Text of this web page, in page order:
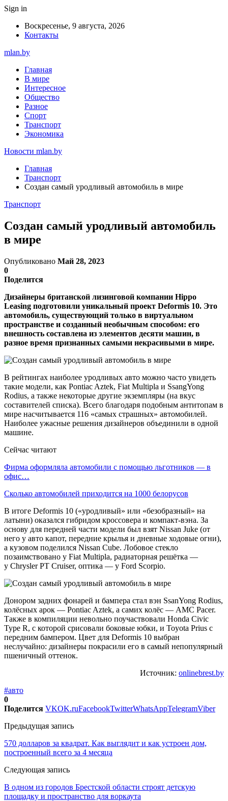
Sign in
Воскресенье, 9 августа, 2026
Контакты
mlan.by
Главная
В мире
Интересное
Общество
Разное
Спорт
Транспорт
Экономика
Новости mlan.by
Главная
Транспорт
Создан самый уродливый автомобиль в мире
Транспорт
Создан самый уродливый автомобиль
в мире
Опубликовано Май 28, 2023
0
Поделится
Дизайнеры британской лизинговой компании Hippo
Leasing подготовили уникальный проект Deformis 10. Это
автомобиль, существующий только в виртуальном
пространстве и созданный необычным способом: его
внешность составлена из элементов десяти машин, в
разное время признанных самыми некрасивыми в мире.
В рейтингах наиболее уродливых авто можно часто увидеть
такие модели, как Pontiac Aztek, Fiat Multipla и SsangYong
Rodius, а также некоторые другие экземпляры (на вкус
составителей списка). Всего благодаря подобным антитопам в
мире насчитывается 116 «самых страшных» автомобилей.
Наиболее ужасные решения дизайнеров объединили в одной
машине.
Сейчас читают
Фирма оформляла автомобили с помощью льготников — в
офис…
Сколько автомобилей приходится на 1000 белорусов
В итоге Deformis 10 («уродливый» или «безобразный» на
латыни) оказался гибридом кроссовера и компакт-вэна. За
основу для передней части модели был взят Nissan Juke (от
него у авто капот, передние крылья и дневные ходовые огни),
а кузовом поделился Nissan Cube. Лобовое стекло
позаимствовано у Fiat Multipla, радиаторная решётка —
у Chrysler PT Cruiser, оптика — у Ford Scorpio.
Донором задних фонарей и бампера стал вэн SsanYong Rodius,
колёсных арок — Pontiac Aztek, а самих колёс — AMC Pacer.
Также в компиляции невольно поучаствовали Honda Civic
Type R, с которой срисовали боковые юбки, и Toyota Prius с
передним бампером. Цвет для Deformis 10 выбран
неслучайно: дизайнеры покрасили его в самый непопулярный
пшеничный оттенок.
Источник: onlinebrest.by
#авто
0
Поделится VKOK.ruFacebookTwitterWhatsAppTelegramViber
Предыдущая запись
570 долларов за квадрат. Как выглядит и как устроен дом,
построенный всего за 4 месяца
Следующая запись
В одном из городов Брестской области строят детскую
площадку и пространство для воркаута